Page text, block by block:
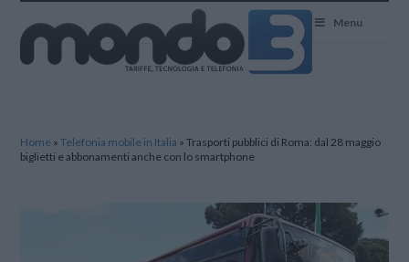
Menu
Home »Telefonia mobile in Italia »Trasporti pubblici di Roma: dal 28 maggio
biglietti e abbonamenti anche con lo smartphone